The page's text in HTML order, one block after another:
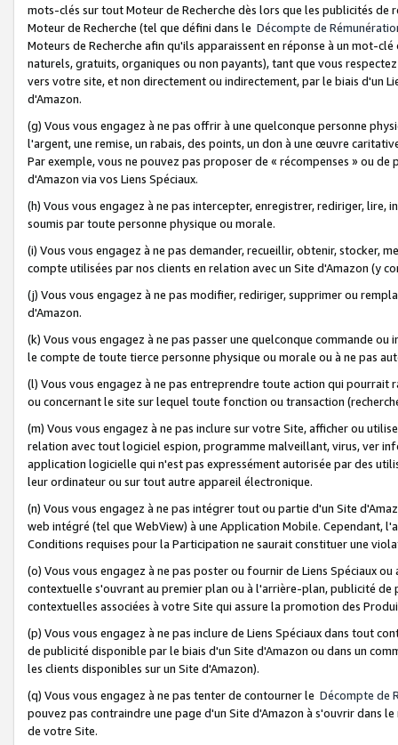
mots-clés sur tout Moteur de Recherche dès lors que les publicités de
Moteur de Recherche (tel que défini dans le Décompte de
Moteurs de Recherche afin qu'ils apparaissent en réponse à un mot-
naturels, gratuits, organiques ou non payants), tant que vous
vers votre site, et non directement ou indirectement, par le biais d'un
d'Amazon.
(g) Vous vous engagez à ne pas offrir à une quelconque personne
l'argent, une remise, un rabais, des points, un don à une œuvre
Par exemple, vous ne pouvez pas proposer de « récompenses » ou
d'Amazon via vos Liens Spéciaux.
(h) Vous vous engagez à ne pas intercepter, enregistrer, rediriger,
soumis par toute personne physique ou morale.
(i) Vous vous engagez à ne pas demander, recueillir, obtenir, stocker,
compte utilisées par nos clients en relation avec un Site d'Amazon (y
(j) Vous vous engagez à ne pas modifier, rediriger, supprimer ou
d'Amazon.
(k) Vous vous engagez à ne pas passer une quelconque commande
le compte de toute tierce personne physique ou morale ou à ne pas
(l) Vous vous engagez à ne pas entreprendre toute action qui
ou concernant le site sur lequel toute fonction ou transaction
(m) Vous vous engagez à ne pas inclure sur votre Site, afficher ou
relation avec tout logiciel espion, programme malveillant, virus, ver
application logicielle qui n'est pas expressément autorisée par des
leur ordinateur ou sur tout autre appareil électronique.
(n) Vous vous engagez à ne pas intégrer tout ou partie d'un Site
web intégré (tel que WebView) à une Application Mobile. Cependant,
Conditions requises pour la Participation ne saurait constituer une
(o) Vous vous engagez à ne pas poster ou fournir de Liens Spéciaux
contextuelle s'ouvrant au premier plan ou à l'arrière-plan, publicité
contextuelles associées à votre Site qui assure la promotion des
(p) Vous vous engagez à ne pas inclure de Liens Spéciaux dans tout
de publicité disponible par le biais d'un Site d'Amazon ou dans un
les clients disponibles sur un Site d'Amazon).
(q) Vous vous engagez à ne pas tenter de contourner le Décompte de
pouvez pas contraindre une page d'un Site d'Amazon à s'ouvrir dans
de votre Site.